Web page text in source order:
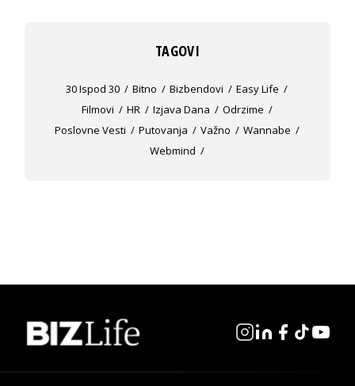
TAGOVI
30 Ispod 30 Bitno Bizbendovi
Easy Life
Filmovi
HR Izjava Dana
Odrzime
Poslovne Vesti
Putovanja Važno
Wannabe
Webmind